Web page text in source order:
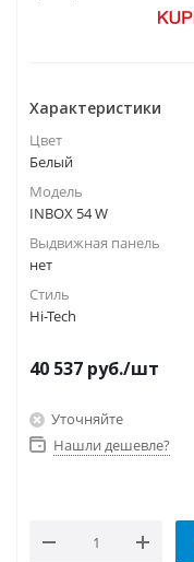
Характеристики
Цвет
Белый
Модель
INBOX 54 W
Выдвижная панель
нет
Стиль
Hi-Tech
40 537 руб./шт
Уточняйте
Нашли дешевле?